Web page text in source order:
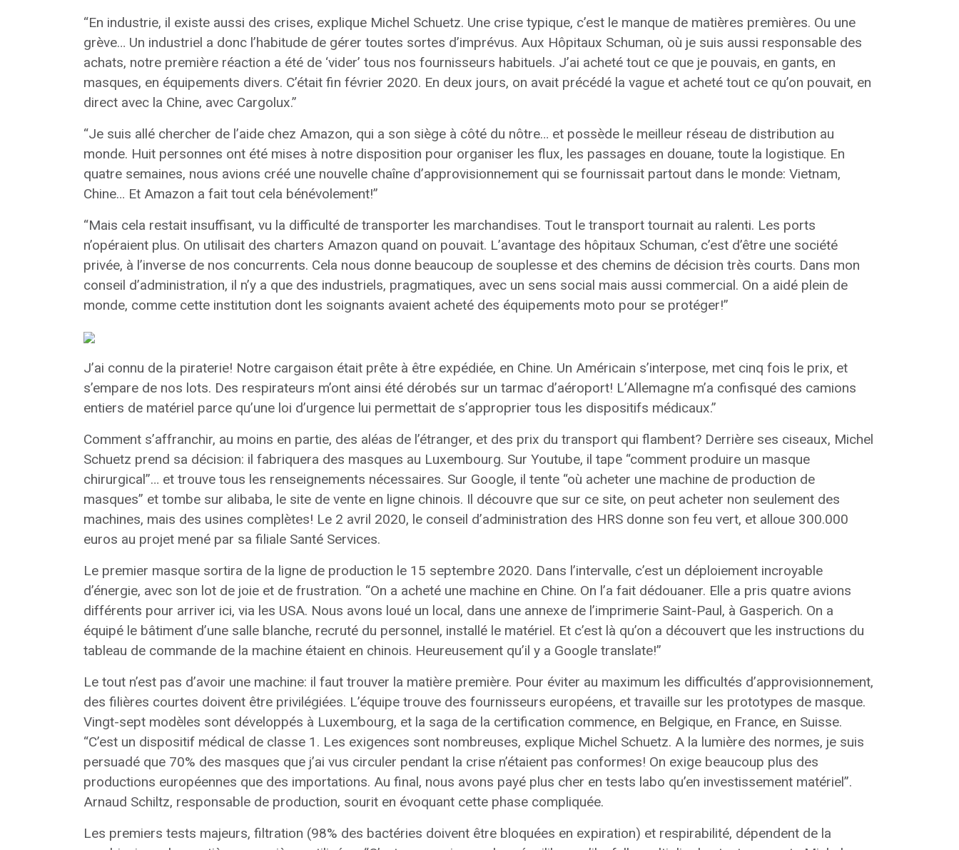
“En industrie, il existe aussi des crises, explique Michel Schuetz. Une crise typique, c’est le manque de matières premières. Ou une
grève… Un industriel a donc l’habitude de gérer toutes sortes d’imprévus. Aux Hôpitaux Schuman, où je suis aussi responsable des
achats, notre première réaction a été de ‘vider’ tous nos fournisseurs habituels. J’ai acheté tout ce que je pouvais, en gants, en
masques, en équipements divers. C’était fin février 2020. En deux jours, on avait précédé la vague et acheté tout ce qu’on pouvait, en
direct avec la Chine, avec Cargolux.”
“Je suis allé chercher de l’aide chez Amazon, qui a son siège à côté du nôtre… et possède le meilleur réseau de distribution au
monde. Huit personnes ont été mises à notre disposition pour organiser les flux, les passages en douane, toute la logistique. En
quatre semaines, nous avions créé une nouvelle chaîne d’approvisionnement qui se fournissait partout dans le monde: Vietnam,
Chine… Et Amazon a fait tout cela bénévolement!”
“Mais cela restait insuffisant, vu la difficulté de transporter les marchandises. Tout le transport tournait au ralenti. Les ports
n’opéraient plus. On utilisait des charters Amazon quand on pouvait. L’avantage des hôpitaux Schuman, c’est d’être une société
privée, à l’inverse de nos concurrents. Cela nous donne beaucoup de souplesse et des chemins de décision très courts. Dans mon
conseil d’administration, il n’y a que des industriels, pragmatiques, avec un sens social mais aussi commercial. On a aidé plein de
monde, comme cette institution dont les soignants avaient acheté des équipements moto pour se protéger!”
J’ai connu de la piraterie! Notre cargaison était prête à être expédiée, en Chine. Un Américain s’interpose, met cinq fois le prix, et
s’empare de nos lots. Des respirateurs m’ont ainsi été dérobés sur un tarmac d’aéroport! L’Allemagne m’a confisqué des camions
entiers de matériel parce qu’une loi d’urgence lui permettait de s’approprier tous les dispositifs médicaux.”
Comment s’affranchir, au moins en partie, des aléas de l’étranger, et des prix du transport qui flambent? Derrière ses ciseaux, Michel
Schuetz prend sa décision: il fabriquera des masques au Luxembourg. Sur Youtube, il tape “comment produire un masque
chirurgical”… et trouve tous les renseignements nécessaires. Sur Google, il tente “où acheter une machine de production de
masques” et tombe sur alibaba, le site de vente en ligne chinois. Il découvre que sur ce site, on peut acheter non seulement des
machines, mais des usines complètes! Le 2 avril 2020, le conseil d’administration des HRS donne son feu vert, et alloue 300.000
euros au projet mené par sa filiale Santé Services.
Le premier masque sortira de la ligne de production le 15 septembre 2020. Dans l’intervalle, c’est un déploiement incroyable
d’énergie, avec son lot de joie et de frustration. “On a acheté une machine en Chine. On l’a fait dédouaner. Elle a pris quatre avions
différents pour arriver ici, via les USA. Nous avons loué un local, dans une annexe de l’imprimerie Saint-Paul, à Gasperich. On a
équipé le bâtiment d’une salle blanche, recruté du personnel, installé le matériel. Et c’est là qu’on a découvert que les instructions du
tableau de commande de la machine étaient en chinois. Heureusement qu’il y a Google translate!”
Le tout n’est pas d’avoir une machine: il faut trouver la matière première. Pour éviter au maximum les difficultés d’approvisionnement,
des filières courtes doivent être privilégiées. L’équipe trouve des fournisseurs européens, et travaille sur les prototypes de masque.
Vingt-sept modèles sont développés à Luxembourg, et la saga de la certification commence, en Belgique, en France, en Suisse.
“C’est un dispositif médical de classe 1. Les exigences sont nombreuses, explique Michel Schuetz. A la lumière des normes, je suis
persuadé que 70% des masques que j’ai vus circuler pendant la crise n’étaient pas conformes! On exige beaucoup plus des
productions européennes que des importations. Au final, nous avons payé plus cher en tests labo qu’en investissement matériel”.
Arnaud Schiltz, responsable de production, sourit en évoquant cette phase compliquée.
Les premiers tests majeurs, filtration (98% des bactéries doivent être bloquées en expiration) et respirabilité, dépendent de la